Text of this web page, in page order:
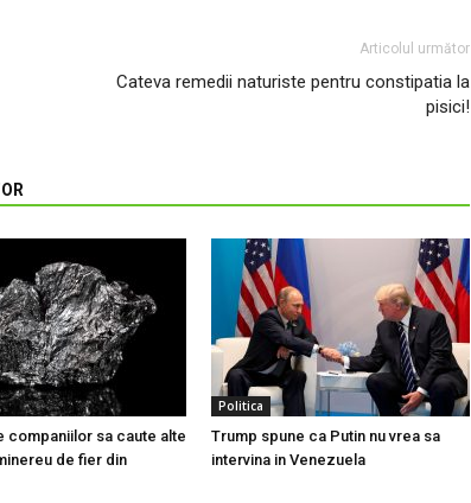
Articolul următor
Cateva remedii naturiste pentru constipatia la
pisici!
companiilor sa caute alte
de fier din
Politica
Trump spune ca Putin nu vrea sa
intervina in Venezuela